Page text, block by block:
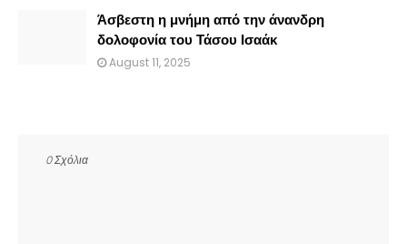
Άσβεστη η μνήμη από την άνανδρη
δολοφονία του Τάσου Ισαάκ
August 11, 2025
0 Σχόλια